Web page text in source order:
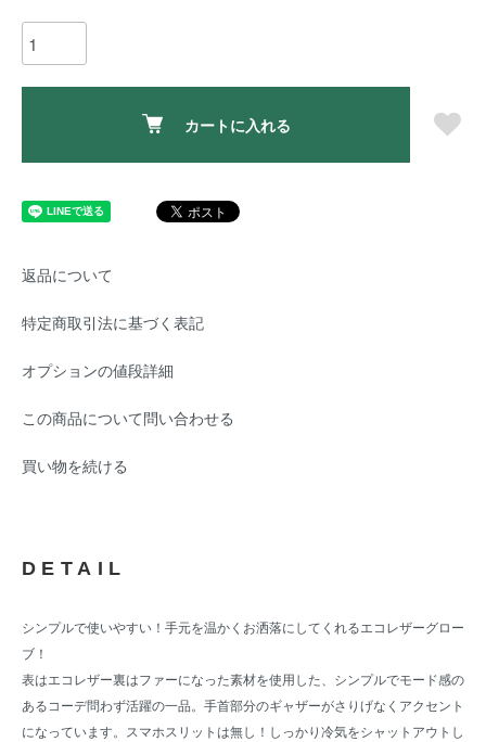
カートに入れる
返品について
特定商取引法に基づく表記
オプションの値段詳細
この商品について問い合わせる
買い物を続ける
DETAIL
シンプルで使いやすい！手元を温かくお洒落にしてくれるエコレザーグロー
ブ！
表はエコレザー裏はファーになった素材を使用した、シンプルでモード感の
あるコーデ問わず活躍の一品。手首部分のギャザーがさりげなくアクセント
になっています。スマホスリットは無し！しっかり冷気をシャットアウトし